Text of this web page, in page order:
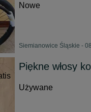
Nowe
Siemianowice Śląskie -
Piękne włosy
Używane